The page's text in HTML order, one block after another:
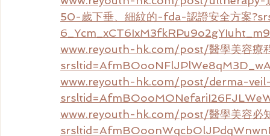
50-歲下垂、細紋的-fda-認證安全方案
www.reyouth-hk.com/post/醫學美容療
www.reyouth-hk.com/post/derma-veil-
www.reyouth-hk.com/post/醫學美容必